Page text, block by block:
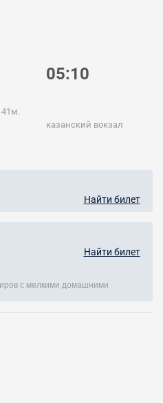
41м.
05:10
казанский вокзал
Найти билет
Найти билет
с мелкими домашними